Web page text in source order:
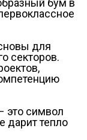
бум в
для
секторов.
это символ
дарит тепло